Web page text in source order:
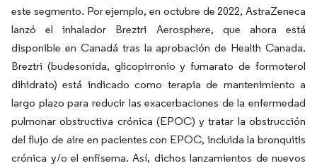
este segmento. Por ejemplo, en octubre de 2022, AstraZeneca
lanzó el inhalador Breztri Aerosphere, que ahora está
disponible en Canadá tras la aprobación de Health Canada.
Breztri (budesonida, glicopirronio y fumarato de formoterol
dihidrato) está indicado como terapia de mantenimiento a
largo plazo para reducir las exacerbaciones de la enfermedad
pulmonar obstructiva crónica (EPOC) y tratar la obstrucción
del flujo de aire en pacientes con EPOC, incluida la bronquitis
crónica y/o el enfisema. Así, dichos lanzamientos de nuevos